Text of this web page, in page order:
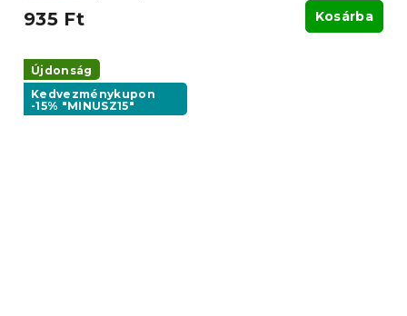
935 Ft Kosárba
Újdonság
Kedvezménykupon
-15% "MINUSZ15"